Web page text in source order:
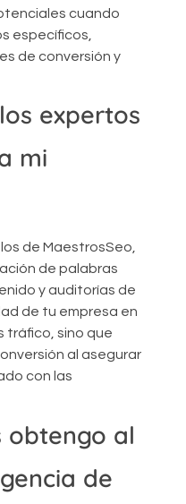
cuando
específicos,
de conversión y
expertos
mi
de MaestrosSeo,
de palabras
y auditorías de
de tu empresa en
tráfico, sino que
al asegurar
con las
obtengo al
de